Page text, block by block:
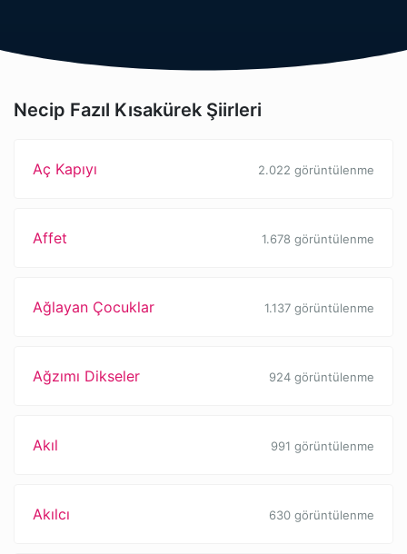
Necip Fazıl Kısakürek Şiirleri
Aç Kapıyı 2.022 görüntülenme
Affet 1.678 görüntülenme
Ağlayan Çocuklar 1.137 görüntülenme
Ağzımı Dikseler 924 görüntülenme
Akıl 991 görüntülenme
Akılcı 630 görüntülenme